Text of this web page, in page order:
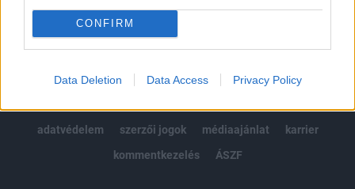
CONFIRM
Data Deletion Data Access Privacy Policy
© 2026 Portfolio
adatvédelem
szerzői jogok médiaajánlat
karrier
kommentkezelés
ÁSZF